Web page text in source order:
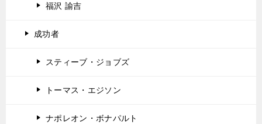
福沢 諭吉
成功者
スティーブ・ジョブズ
トーマス・エジソン
ナポレオン・ボナパルト